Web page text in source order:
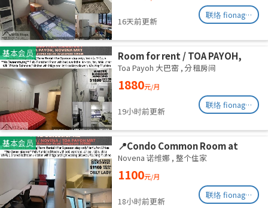
16天前更新
联络 fionag@transinex.com.sg
基本会员
Room for rent / TOA PAYOH,
NOVENA MRT / Master room /
1pax stay / Available Sept 2
Toa Payoh 大巴窑 , 分租房间
1880元/月
19小时前更新
联络 fionag@transinex.com.sg
基本会员
📍Condo Common Room at
Balestier - Available
Immediately
Novena 诺维娜 , 整个住家
1100元/月
18小时前更新
联络 fionag@transinex.com.sg